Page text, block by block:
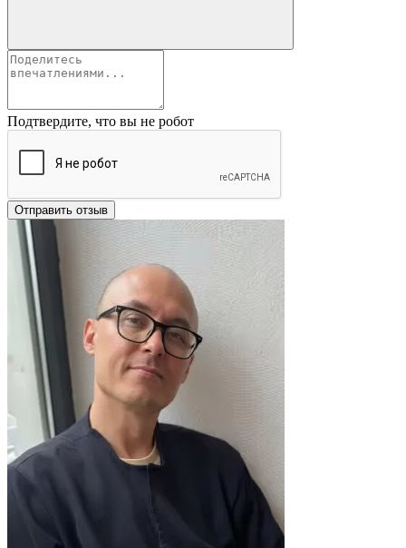
Подтвердите, что вы не робот
Отправить отзыв